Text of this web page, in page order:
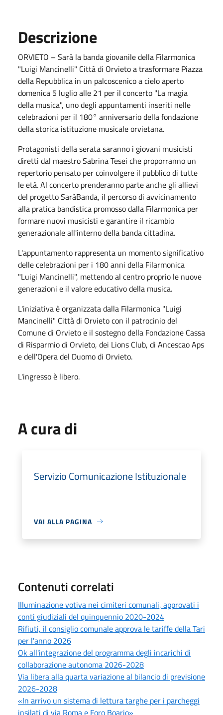
Descrizione
ORVIETO – Sarà la banda giovanile della Filarmonica
"Luigi Mancinelli" Città di Orvieto a trasformare Piazza
della Repubblica in un palcoscenico a cielo aperto
domenica 5 luglio alle 21 per il concerto "La magia
della musica", uno degli appuntamenti inseriti nelle
celebrazioni per il 180° anniversario della fondazione
della storica istituzione musicale orvietana.
Protagonisti della serata saranno i giovani musicisti
diretti dal maestro Sabrina Tesei che proporranno un
repertorio pensato per coinvolgere il pubblico di tutte
le età. Al concerto prenderanno parte anche gli allievi
del progetto SaràBanda, il percorso di avvicinamento
alla pratica bandistica promosso dalla Filarmonica per
formare nuovi musicisti e garantire il ricambio
generazionale all'interno della banda cittadina.
L'appuntamento rappresenta un momento significativo
delle celebrazioni per i 180 anni della Filarmonica
"Luigi Mancinelli", mettendo al centro proprio le nuove
generazioni e il valore educativo della musica.
L'iniziativa è organizzata dalla Filarmonica "Luigi
Mancinelli" Città di Orvieto con il patrocinio del
Comune di Orvieto e il sostegno della Fondazione Cassa
di Risparmio di Orvieto, dei Lions Club, di Ancescao Aps
e dell'Opera del Duomo di Orvieto.
L'ingresso è libero.
A cura di
Servizio Comunicazione Istituzionale
VAI ALLA PAGINA
Contenuti correlati
Illuminazione votiva nei cimiteri comunali, approvati i
conti giudiziali del quinquennio 2020-2024
Rifiuti, il consiglio comunale approva le tariffe della Tari
per l'anno 2026
Ok all'integrazione del programma degli incarichi di
collaborazione autonoma 2026-2028
Via libera alla quarta variazione al bilancio di previsione
2026-2028
«In arrivo un sistema di lettura targhe per i parcheggi
insilati di via Roma e Foro Boario»